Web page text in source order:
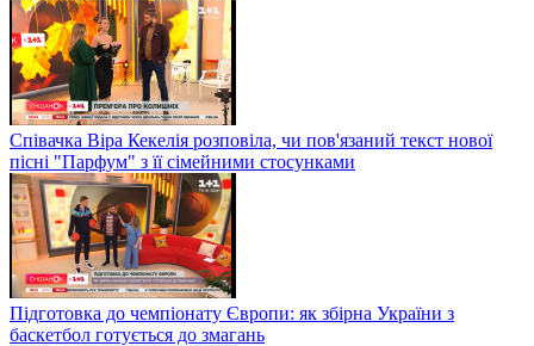
Співачка Віра Кекелія розповіла, чи пов'язаний текст нової
пісні "Парфум" з її сімейними стосунками
Підготовка до чемпіонату Європи: як збірна України з
баскетбол готується до змагань